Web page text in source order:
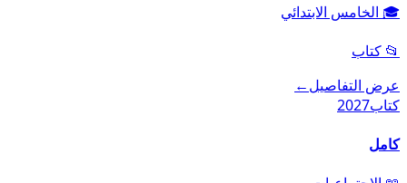
🎓 الخامس الابتدائي
📂 كتاب
عرض التفاصيل←
كتاب2027
كامل